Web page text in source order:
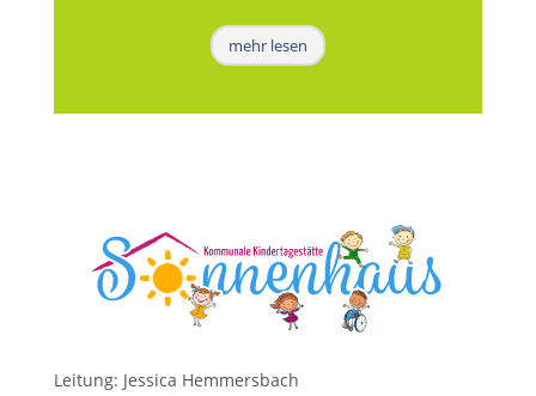
mehr lesen
Leitung: Jessica Hemmersbach